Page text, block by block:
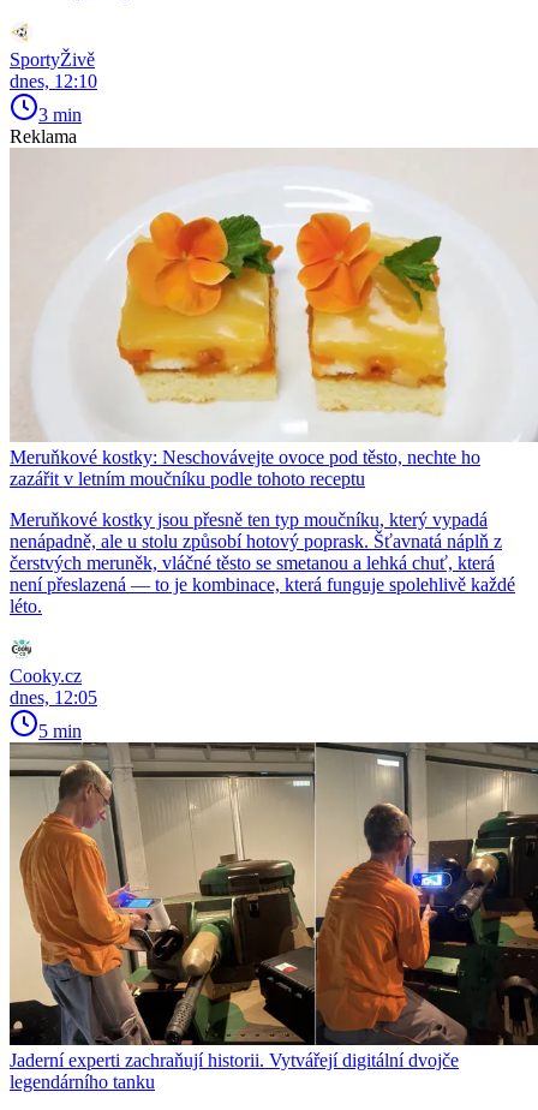
SportyŽivě
dnes, 12:10
3 min
Reklama
Meruňkové kostky: Neschovávejte ovoce pod těsto, nechte ho
zazářit v letním moučníku podle tohoto receptu
Meruňkové kostky jsou přesně ten typ moučníku, který vypadá
nenápadně, ale u stolu způsobí hotový poprask. Šťavnatá náplň z
čerstvých meruněk, vláčné těsto se smetanou a lehká chuť, která
není přeslazená — to je kombinace, která funguje spolehlivě každé
léto.
Cooky.cz
dnes, 12:05
5 min
Jaderní experti zachraňují historii. Vytvářejí digitální dvojče
legendárního tanku